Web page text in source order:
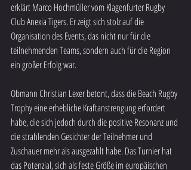
erklärt Marco Hochmüller vom Klagenfurter Rugby
Club Anexia Tigers. Er zeigt sich stolz auf die
Organisation des Events, das nicht nur für die
teilnehmenden Teams, sondern auch für die Region
ein großer Erfolg war.
Obmann Christian Lexer betont, dass die Beach Rugby
Trophy eine erhebliche Kraftanstrengung erfordert
habe, die sich jedoch durch die positive Resonanz und
die strahlenden Gesichter der Teilnehmer und
Zuschauer mehr als ausgezahlt habe. Das Turnier hat
das Potenzial, sich als feste Größe im europäischen